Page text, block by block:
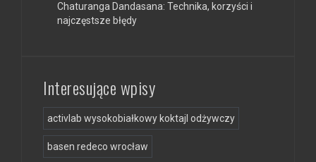
Chaturanga Dandasana: Technika, korzyści i
najczęstsze błędy
Interesujące wpisy
activlab wysokobiałkowy koktajl odżywczy
basen redeco wrocław